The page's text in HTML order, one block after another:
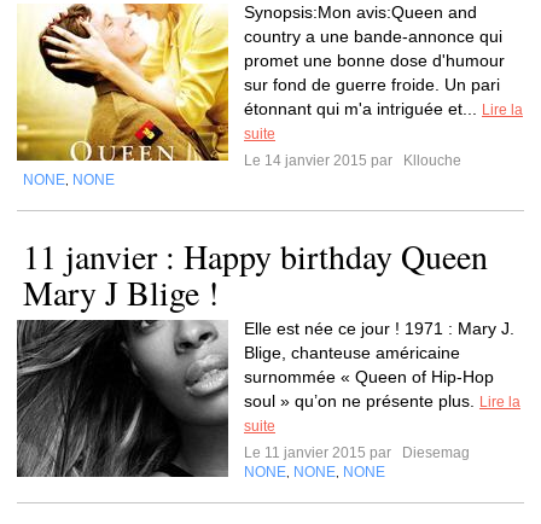
Synopsis:Mon avis:Queen and
country a une bande-annonce qui
promet une bonne dose d'humour
sur fond de guerre froide. Un pari
étonnant qui m'a intriguée et...
Lire la
suite
Le 14 janvier 2015 par
Kllouche
NONE NONE
11 janvier : Happy birthday Queen
Mary J Blige !
Elle est née ce jour ! 1971 : Mary J.
Blige, chanteuse américaine
surnommée « Queen of Hip-Hop
soul » qu’on ne présente plus.
Lire la
suite
Le 11 janvier 2015 par
Diesemag
NONE NONE NONE